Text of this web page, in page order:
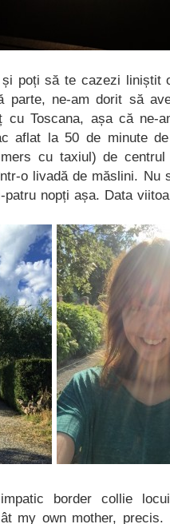
poți să te cazezi liniștit
parte, ne-am dorit să
cu Toscana, așa că ne-
aflat la 50 de minute
cu taxiul) de
o livadă de măslini. Nu
nopți așa. Data
border collie
my own mother,